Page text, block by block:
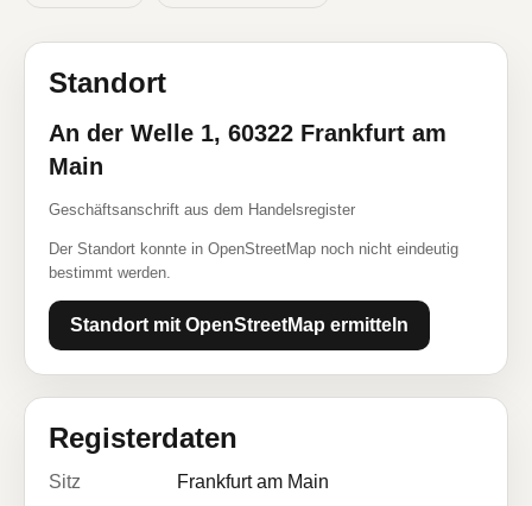
Standort
An der Welle 1, 60322 Frankfurt am
Main
Geschäftsanschrift aus dem Handelsregister
Der Standort konnte in OpenStreetMap noch nicht eindeutig
bestimmt werden.
Standort mit OpenStreetMap ermitteln
Registerdaten
Sitz
Frankfurt am Main